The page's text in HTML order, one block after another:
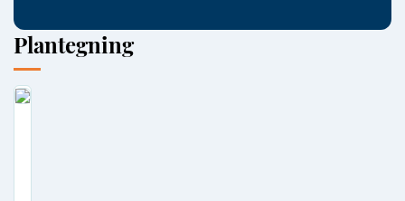
Indretningen:
Adgang til boligen via indbydende entré. Adgang til lys stue
med karnap. Smagfuldt, moderne køkken fra Kvik.Fra entré
endvidere adgang til forældreafdeling med soveværelse og
stort badeværelse med vask i arrangement, bruseniche samt
Plantegning